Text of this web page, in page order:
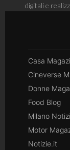
digitali e
Casa
Cineverse
Donne
Food Blog
Milano
Motor
Notizie.it